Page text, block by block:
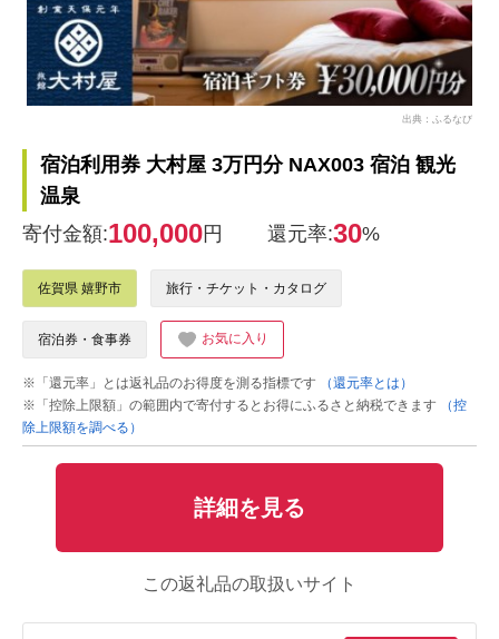
出典：ふるなび
宿泊利用券 大村屋 3万円分 NAX003 宿泊 観光
温泉
寄付金額:100,000円 還元率:30%
佐賀県 嬉野市 旅行・チケット・カタログ
宿泊券・食事券 お気に入り
※「還元率」とは返礼品のお得度を測る指標です
（還元率とは）
※「控除上限額」の範囲内で寄付するとお得にふるさと納税できます
（控
除上限額を調べる）
詳細を見る
この返礼品の取扱いサイト